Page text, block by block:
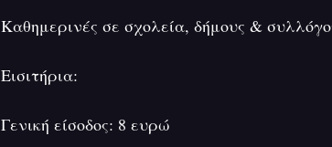
Καθημερινές σε σχολεία, δήμους &
Εισιτήρια:
Γενική είσοδος: 8 ευρώ